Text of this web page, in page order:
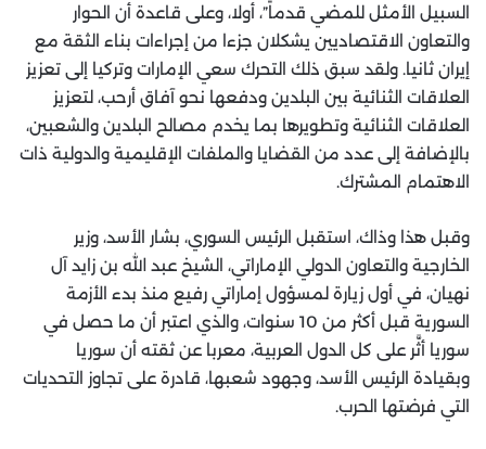
السبيل الأمثل للمضي قدماً”، أولا، وعلى قاعدة أن الحوار
والتعاون الاقتصاديين يشكلان جزءا من إجراءات بناء الثقة مع
إيران ثانيا. ولقد سبق ذلك التحرك سعي الإمارات وتركيا إلى تعزيز
العلاقات الثنائية بين البلدين ودفعها نحو آفاق أرحب، لتعزيز
العلاقات الثنائية وتطويرها بما يخدم مصالح البلدين والشعبين،
بالإضافة إلى عدد من القضايا والملفات الإقليمية والدولية ذات
الاهتمام المشترك.
وقبل هذا وذاك، استقبل الرئيس السوري، بشار الأسد، وزير
الخارجية والتعاون الدولي الإماراتي، الشيخ عبد الله بن زايد آل
نهيان، في أول زيارة لمسؤول إماراتي رفيع منذ بدء الأزمة
السورية قبل أكثر من 10 سنوات، والذي اعتبر أن ما حصل في
سوريا أثَّر على كل الدول العربية، معربا عن ثقته أن سوريا
وبقيادة الرئيس الأسد، وجهود شعبها، قادرة على تجاوز التحديات
التي فرضتها الحرب.